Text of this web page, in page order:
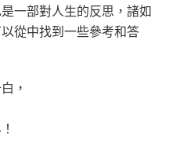
一部對人生的反思，諸如
從中找到一些參考和答
，